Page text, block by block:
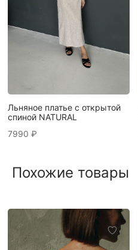
Льняное платье с открытой
спиной NATURAL
7990 ₽
Похожие товары